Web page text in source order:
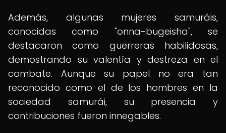
Además, algunas mujeres samuráis,
conocidas como "onna-bugeisha", se
destacaron como guerreras habilidosas,
demostrando su valentía y destreza en el
combate. Aunque su papel no era tan
reconocido como el de los hombres en la
sociedad samurái, su presencia y
contribuciones fueron innegables.